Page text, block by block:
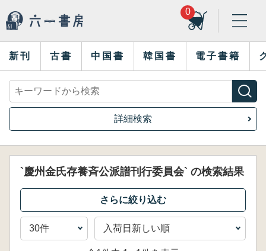
0
新刊 古書 中国書 韓国書 電子書籍
詳細検索
`慶州金氏存養斉公派譜刊行委員会` の検索結果